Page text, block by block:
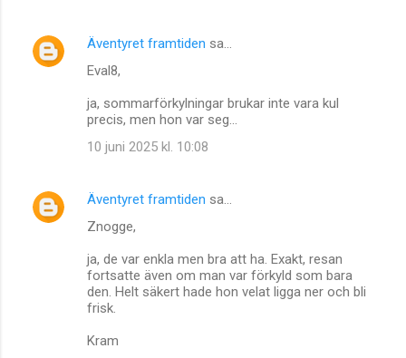
Äventyret framtiden sa…
Eval8,
ja, sommarförkylningar brukar inte vara kul
precis, men hon var seg...
10 juni 2025 kl. 10:08
Äventyret framtiden sa…
Znogge,
ja, de var enkla men bra att ha. Exakt, resan
fortsatte även om man var förkyld som bara
den. Helt säkert hade hon velat ligga ner och bli
frisk.
Kram